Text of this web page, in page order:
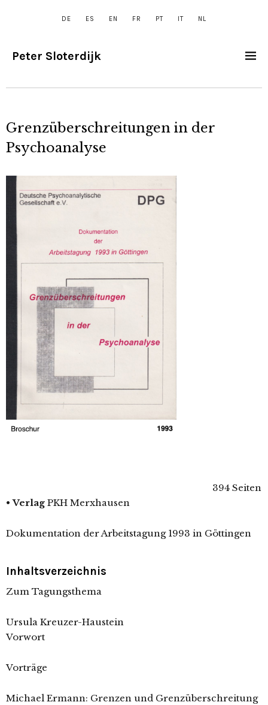
DE ES EN FR PT IT NL
Peter Sloterdijk
Grenzüberschreitungen in der
Psychoanalyse
394 Seiten
• Verlag PKH Merxhausen
Dokumentation der Arbeitstagung 1993 in Göttingen
Inhaltsverzeichnis
Zum Tagungsthema
Ursula Kreuzer-Haustein
Vorwort
Vorträge
Michael Ermann: Grenzen und Grenzüberschreitung